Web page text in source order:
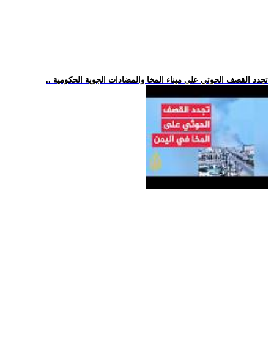
.. تجدد القصف الحوثي على ميناء المخا والمضادات الجوية الحكومية